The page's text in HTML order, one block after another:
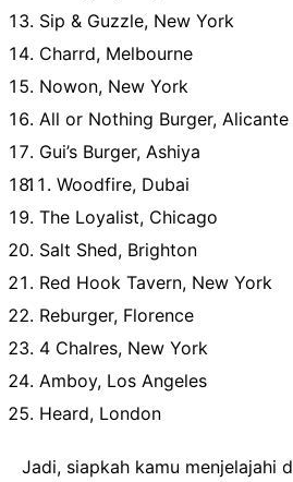
Sip & Guzzle, New York
Charrd, Melbourne
Nowon, New York
All or Nothing Burger, Alicante
Gui’s Burger, Ashiya
Woodfire, Dubai
The Loyalist, Chicago
Salt Shed, Brighton
Red Hook Tavern, New York
Reburger, Florence
4 Chalres, New York
Amboy, Los Angeles
Heard, London
Jadi, siapkah kamu menjelajahi